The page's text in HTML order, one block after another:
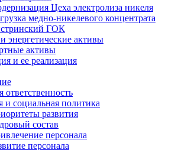
Цеха электролиза никеля
медно-никелевого концентрата
ГОК
энергетические активы
активы
и ее реализация
ответственность
и социальная политика
развития
состав
персонала
персонала